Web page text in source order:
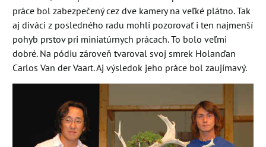
práce bol zabezpečený cez dve kamery na veľké plátno. Tak
aj diváci z posledného radu mohli pozorovať i ten najmenší
pohyb prstov pri miniatúrnych prácach. To bolo veľmi
dobré. Na pódiu zároveň tvaroval svoj smrek Holanďan
Carlos Van der Vaart. Aj výsledok jeho práce bol zaujímavý.